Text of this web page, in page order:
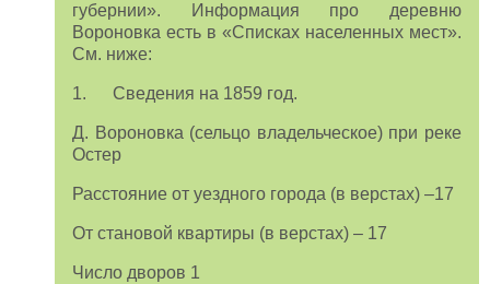
губернии». Информация про деревню
Вороновка есть в «Списках населенных мест».
См. ниже:
1. Сведения на 1859 год.
Д. Вороновка (сельцо владельческое) при реке
Остер
Расстояние от уездного города (в верстах) –17
От становой квартиры (в верстах) – 17
Число дворов 1